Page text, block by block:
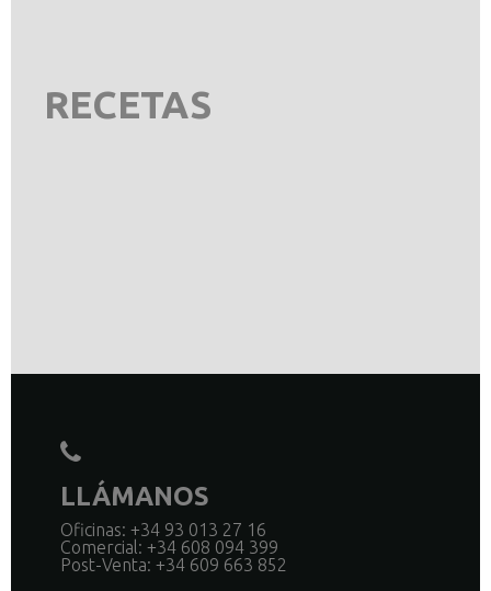
RECETAS
LLÁMANOS
Oficinas: +34 93 013 27 16
Comercial: +34 608 094 399
Post-Venta: +34 609 663 852